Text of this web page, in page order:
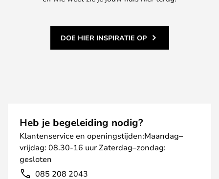
DOE HIER INSPIRATIE OP
Heb je begeleiding nodig?
Klantenservice en openingstijden:Maandag–
vrijdag: 08.30-16 uur Zaterdag–zondag:
gesloten
085 208 2043